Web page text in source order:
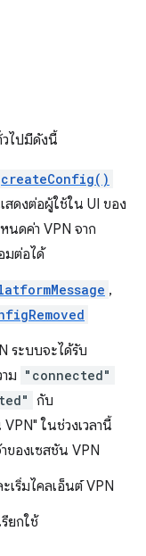
ไปมีดังนี้
createConfig()
สดงต่อผู้ใช้ใน UI ของ
นดค่า VPN จาก
มต่อได้
,
ระบบจะได้รับ
ม "connected"
กับ
VPN" ในช่วงเวลานี้
ของเซสชัน VPN
เริ่มไคลเอ็นต์ VPN
ยกใช้